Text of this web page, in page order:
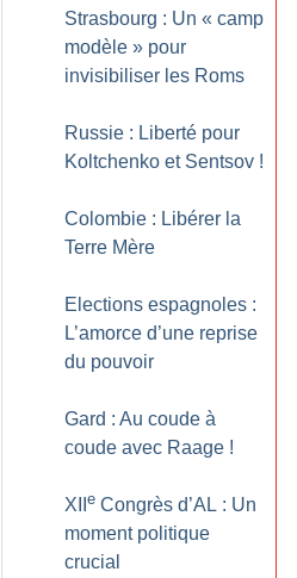
Strasbourg : Un « camp
modèle » pour
invisibiliser les Roms
Russie : Liberté pour
Koltchenko et Sentsov !
Colombie : Libérer la
Terre Mère
Elections espagnoles :
L’amorce d’une reprise
du pouvoir
Gard : Au coude à
coude avec Raage !
XII e Congrès d’AL : Un
moment politique
crucial